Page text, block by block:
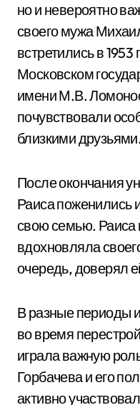
но и невероятно
своего мужа
встретились в 1953
Московском
имени М.В.
почувствовали
близкими
После окончания
Раиса поженились
свою семью. Раиса
вдохновляла
очередь, доверял
В разные периоды
во время
играла важную
Горбачева и его
активно